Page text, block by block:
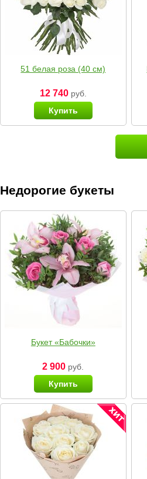
51 белая роза (40 см)
12 740руб.
Купить
Недорогие букеты
Букет «Бабочки»
2 900 руб.
Купить